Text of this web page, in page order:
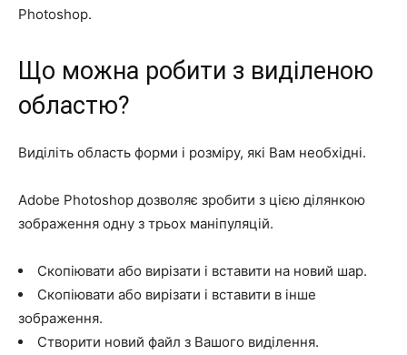
Photoshop.
Що можна робити з виділеною
областю?
Виділіть область форми і розміру, які Вам необхідні.
Adobe Photoshop дозволяє зробити з цією ділянкою
зображення одну з трьох маніпуляцій.
Скопіювати або вирізати і вставити на новий шар.
Скопіювати або вирізати і вставити в інше
зображення.
Створити новий файл з Вашого виділення.